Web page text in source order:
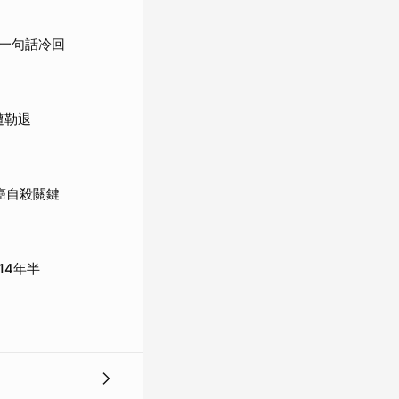
句話冷回
勒退
自殺關鍵
年半